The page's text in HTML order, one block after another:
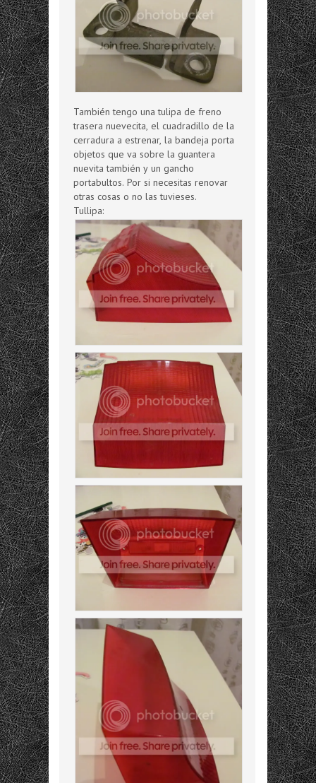
También tengo una tulipa de freno
trasera nuevecita, el cuadradillo de la
cerradura a estrenar, la bandeja porta
objetos que va sobre la guantera
nuevita también y un gancho
portabultos. Por si necesitas renovar
otras cosas o no las tuvieses.
Tullipa: